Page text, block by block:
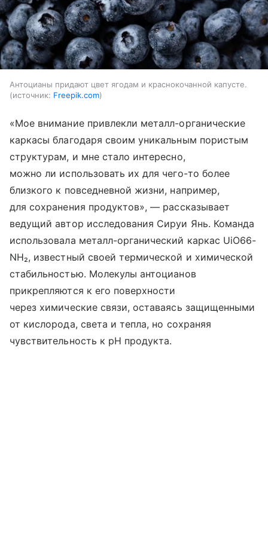
Антоцианы придают цвет ягодам и краснокочанной капусте.
источник: Freepik.com
«Мое внимание привлекли металл-органические
каркасы благодаря своим уникальным пористым
структурам, и мне стало интересно,
можно ли использовать их для чего-то более
близкого к повседневной жизни, например,
для сохранения продуктов», — рассказывает
ведущий автор исследования Сируи Янь. Команда
использовала металл-органический каркас UiO66-
NH₂, известный своей термической и химической
стабильностью. Молекулы антоцианов
прикрепляются к его поверхности
через химические связи, оставаясь защищенными
от кислорода, света и тепла, но сохраняя
чувствительность к pH продукта.